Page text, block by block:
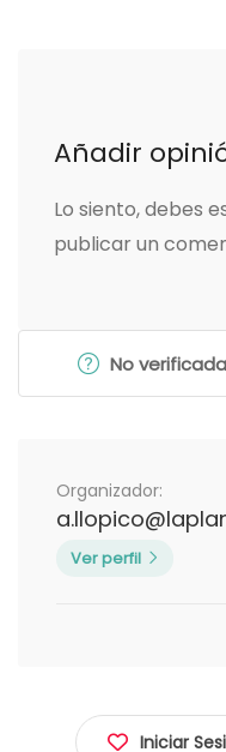
Añadir
Lo siento, debes
publicar un
No
Organizador:
Ver perfil
Iniciar